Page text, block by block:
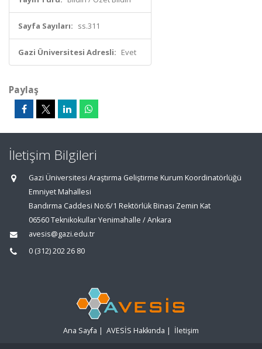
Sayfa Sayıları: ss.311
Gazi Üniversitesi Adresli: Evet
Paylaş
İletişim Bilgileri
Gazi Üniversitesi Araştırma Geliştirme Kurum Koordinatörlüğü
Emniyet Mahallesi
Bandırma Caddesi No:6/1 Rektörlük Binası Zemin Kat
06560 Teknikokullar Yenimahalle / Ankara
avesis@gazi.edu.tr
0 (312) 202 26 80
Ana Sayfa | AVESİS Hakkında | İletişim